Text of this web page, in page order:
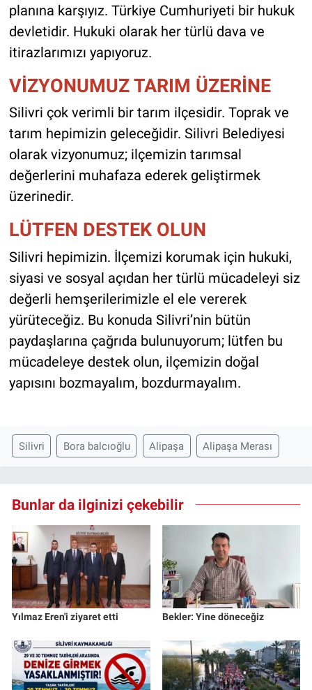
planına karşıyız. Türkiye Cumhuriyeti bir hukuk
devletidir. Hukuki olarak her türlü dava ve
itirazlarımızı yapıyoruz.
VİZYONUMUZ TARIM ÜZERİNE
Silivri çok verimli bir tarım ilçesidir. Toprak ve
tarım hepimizin geleceğidir. Silivri Belediyesi
olarak vizyonumuz; ilçemizin tarımsal
değerlerini muhafaza ederek geliştirmek
üzerinedir.
LÜTFEN DESTEK OLUN
Silivri hepimizin. İlçemizi korumak için hukuki,
siyasi ve sosyal açıdan her türlü mücadeleyi siz
değerli hemşerilerimizle el ele vererek
yürüteceğiz. Bu konuda Silivri’nin bütün
paydaşlarına çağrıda bulunuyorum; lütfen bu
mücadeleye destek olun, ilçemizin doğal
yapısını bozmayalım, bozdurmayalım.
Silivri Bora balcıoğlu Alipaşa Alipaşa Merası
Bunlar da ilginizi çekebilir
Yılmaz Eren'i ziyaret etti Bekler: Yine döneceğiz